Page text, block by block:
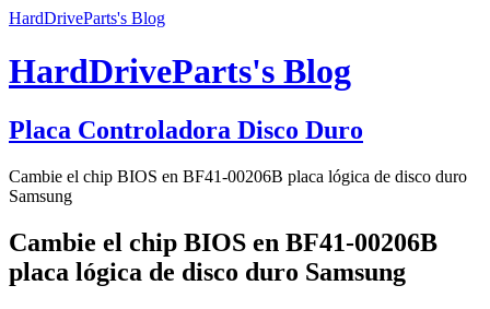
HardDriveParts's Blog
HardDriveParts's Blog
Placa Controladora Disco Duro
Cambie el chip BIOS en BF41-00206B placa lógica de disco duro
Samsung
Cambie el chip BIOS en BF41-00206B
placa lógica de disco duro Samsung